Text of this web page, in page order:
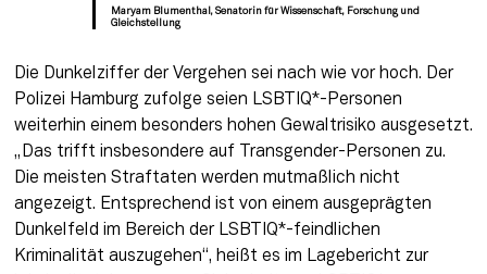
Maryam Blumenthal, Senatorin für Wissenschaft, Forschung und
Gleichstellung
Die Dunkelziffer der Vergehen sei nach wie vor hoch. Der
Polizei Hamburg zufolge seien LSBTIQ*-Personen
weiterhin einem besonders hohen Gewaltrisiko ausgesetzt.
„Das trifft insbesondere auf Transgender-Personen zu.
Die meisten Straftaten werden mutmaßlich nicht
angezeigt. Entsprechend ist von einem ausgeprägten
Dunkelfeld im Bereich der LSBTIQ*-feindlichen
Kriminalität auszugehen“, heißt es im Lagebericht zur